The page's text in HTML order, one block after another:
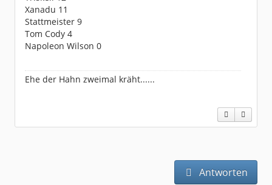
Xanadu 11
Stattmeister 9
Tom Cody 4
Napoleon Wilson 0
Ehe der Hahn zweimal kräht......
Antworten